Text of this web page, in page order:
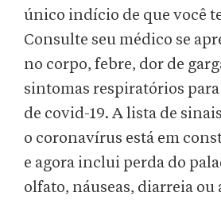
único indício de que você
Consulte seu médico se
no corpo, febre, dor de
sintomas respiratórios
de covid-19. A lista de
o coronavírus está em
e agora inclui perda do
olfato, náuseas, diarreia ou